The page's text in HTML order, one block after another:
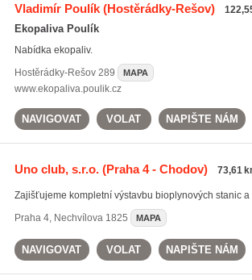
Vladimír Poulík(Hostěrádky-Rešov)
Ekopaliva Poulík
Nabídka ekopaliv.
Hostěrádky-Rešov289 MAPA
www.ekopaliva.poulik.cz
NAVIGOVAT VOLAT NAPIŠTE NÁM
Uno club, s.r.o.(Praha 4 - Chodov) 73,61
Zajišťujeme kompletní výstavbu bioplynových stanic a
Praha 4, Nechvílova 1825 MAPA
NAVIGOVAT VOLAT NAPIŠTE NÁM